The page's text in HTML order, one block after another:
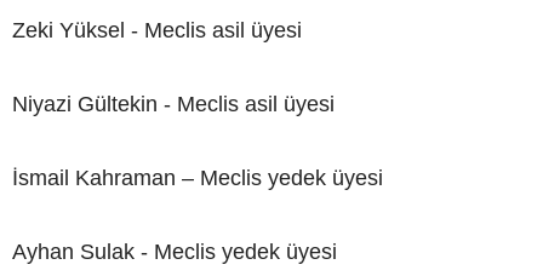
Zeki Yüksel - Meclis asil üyesi
Niyazi Gültekin - Meclis asil üyesi
İsmail Kahraman – Meclis yedek üyesi
Ayhan Sulak - Meclis yedek üyesi